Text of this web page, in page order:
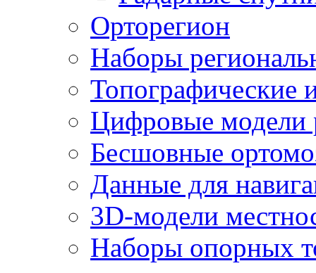
Орторегион
Наборы
Топографические
Цифровые модели
Бесшовные
Данные для
3D-модели
Наборы опорных